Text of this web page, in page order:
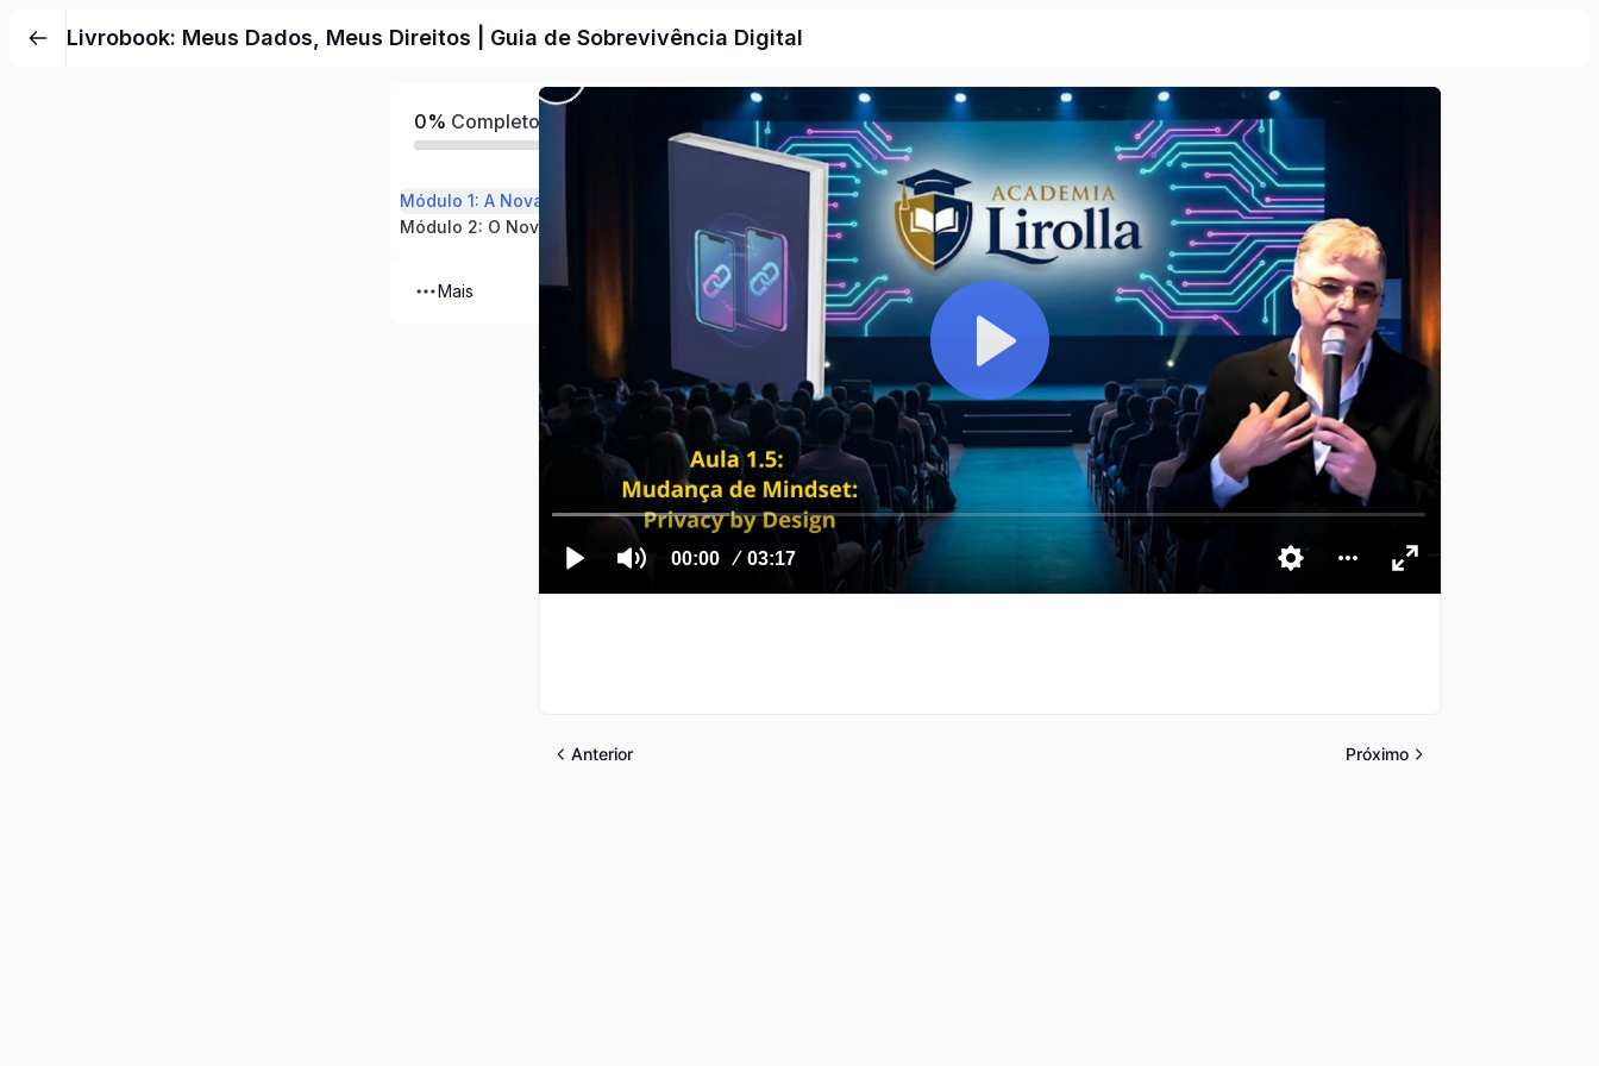
Livrobook: Meus Dados, Meus Direitos | Guia de Sobrevivência Digital
0% Completo
Módulo 1: A Nova Cultura da Privacidade
Módulo 2: O Novo ECA Digital e a Lei 15.211/2025
Mais
Anterior Próximo